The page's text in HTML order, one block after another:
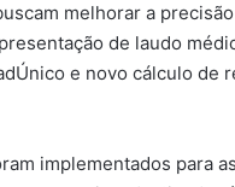
melhorar a
de laudo
e novo cálculo de
implementados para